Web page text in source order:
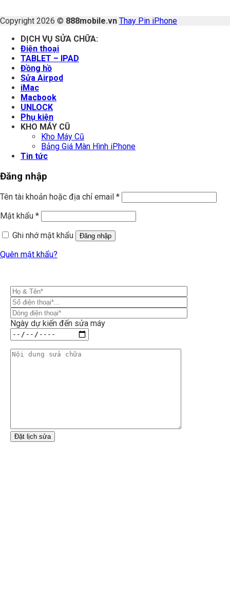
Copyright 2026 © 888mobile.vn Thay Pin iPhone
DỊCH VỤ SỬA CHỮA:
Điện thoại
TABLET – IPAD
Đồng hồ
Sửa Airpod
iMac
Macbook
UNLOCK
Phụ kiện
KHO MÁY CŨ
Kho Máy Cũ
Bảng Giá Màn Hình iPhone
Tin tức
Đăng nhập
Tên tài khoản hoặc địa chỉ email *
Mật khẩu *
Ghi nhớ mật khẩu
Đăng nhập
Quên mật khẩu?
Ngày dự kiến đến sửa máy